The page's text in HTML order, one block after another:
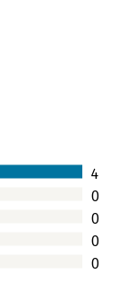
4
0
0
0
0